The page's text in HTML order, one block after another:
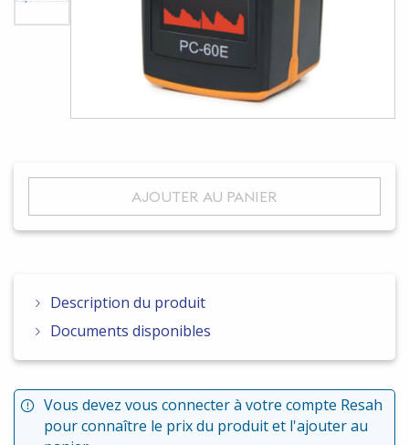
AJOUTER AU PANIER
Description du produit
Documents disponibles
Vous devez vous connecter à votre compte Resah
pour connaître le prix du produit et l'ajouter au